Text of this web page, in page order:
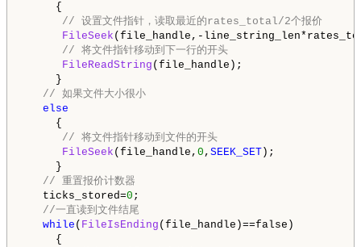
{
// 设置文件指针，读取最近的rates_total/2个报价
FileSeek (file_handle,-
// 将文件指针移动到下一行的开头
FileReadString (file_handle);
}
// 如果文件大小很小
else
{
// 将文件指针移动到文件的开头
FileSeek (file_handle, 0 , SEEK_SET );
}
// 重置报价计数器
ticks_stored=0 ;
//一直读到文件结尾
while ( FileIsEnding (file_handle)==false)
{